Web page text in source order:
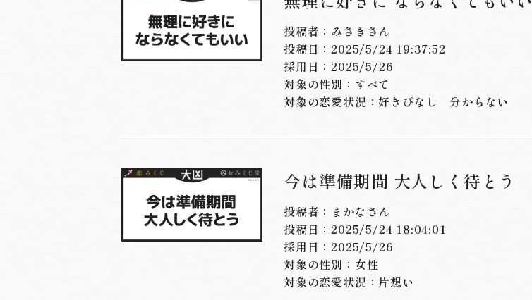
投稿者：みさきさん
投稿日：2025/5/24 19:37:52
採用日：2025/5/26
対象の性別：すべて
対象の恋愛状況：好きぴなし 分からない
今は準備期間 大人しく待とう
投稿者：まかなさん
投稿日：2025/5/24 18:04:01
採用日：2025/5/26
対象の性別：女性
対象の恋愛状況： 片想い